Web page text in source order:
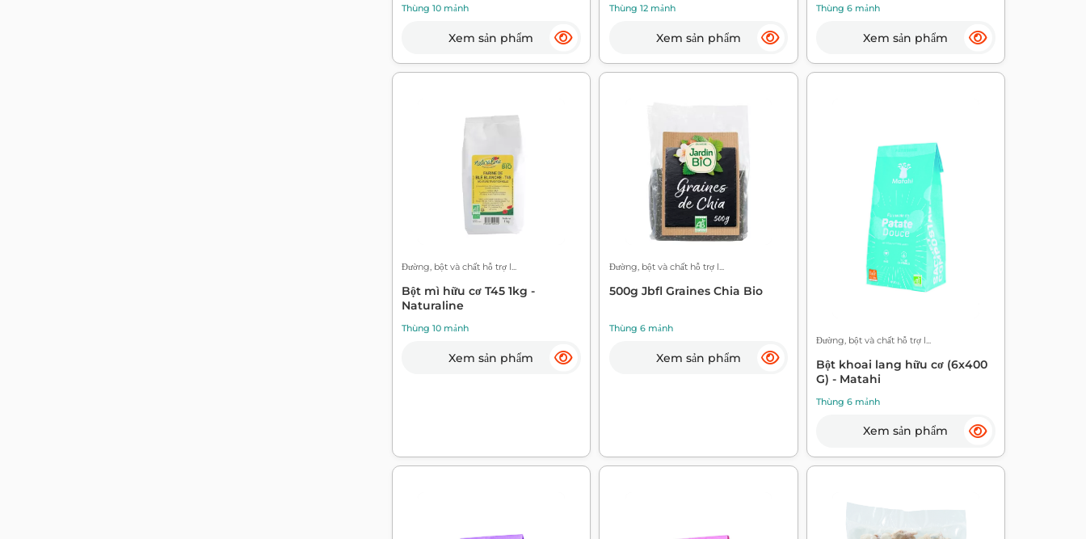
Thùng 10 mảnh
Xem sản phẩm
Thùng 12 mảnh
Xem sản phẩm
Thùng 6 mảnh
Xem sản phẩm
Đường, bột và chất hỗ trợ l...
Bột mì hữu cơ T45 1kg -
Naturaline
Thùng 10 mảnh
Xem sản phẩm
Đường, bột và chất hỗ trợ l...
500g Jbfl Graines Chia Bio
Thùng 6 mảnh
Xem sản phẩm
Đường, bột và chất hỗ trợ l...
Bột khoai lang hữu cơ (6x400
G) - Matahi
Thùng 6 mảnh
Xem sản phẩm